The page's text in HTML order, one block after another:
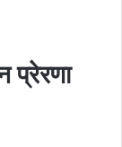
प्रेरणा